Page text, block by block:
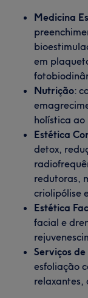
Medicina
em
Nutrição:
holística
Estética
detox,
redutoras,
criolipólise
Estética
facial e
Serviços
esfoliação
relaxantes,